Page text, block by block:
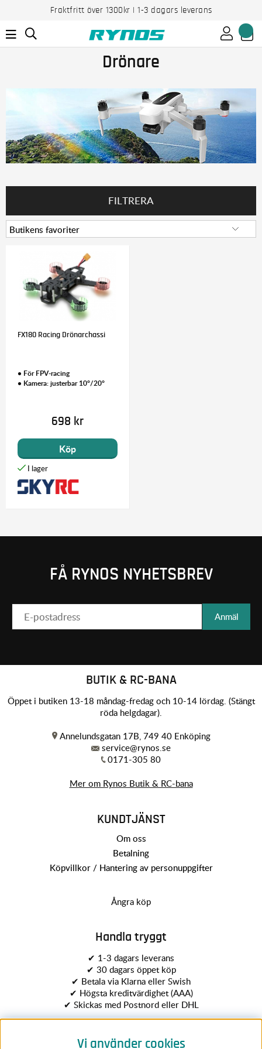
Fraktfritt över 1300kr | 1-3 dagars leverans
Drönare
FILTRERA
FX180 Racing Drönarchassi
• För FPV-racing
• Kamera: justerbar 10°/20°
698 kr
Köp
FÅ RYNOS NYHETSBREV
Anmäl
BUTIK & RC-BANA
Öppet i butiken 13-18 måndag-fredag och 10-14 lördag. (Stängt
röda helgdagar).
Annelundsgatan 17B, 749 40 Enköping
service@rynos.se
0171-305 80
Mer om Rynos Butik & RC-bana
KUNDTJÄNST
Om oss
Betalning
Köpvillkor / Hantering av personuppgifter
Ångra köp
Handla tryggt
✔ 1-3 dagars leverans
✔ 30 dagars öppet köp
✔ Betala via Klarna eller Swish
✔ Högsta kreditvärdighet (AAA)
✔ Skickas med Postnord eller DHL
Vi använder cookies